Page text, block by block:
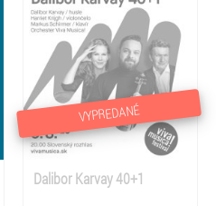
VYPREDANÉ
Dalibor Karvay 40+1